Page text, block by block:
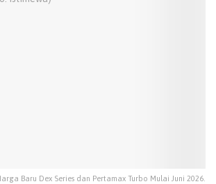
Baru Dex Series dan Pertamax Turbo Mulai Juni 2026.